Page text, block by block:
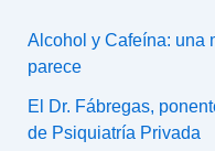
Alcohol y Cafeína: una
parece
El Dr. Fábregas,
de Psiquiatría Privada